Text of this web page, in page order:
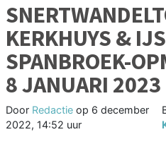
KERKHUYS &
SPANBROEK-
8 JANUARI 2023
Door Redactie op 6 december
2022, 14:52 uur